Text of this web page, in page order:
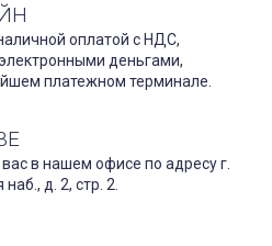
оплатой с НДС,
деньгами,
платежном терминале.
в нашем офисе по адресу г.
д. 2, стр. 2.